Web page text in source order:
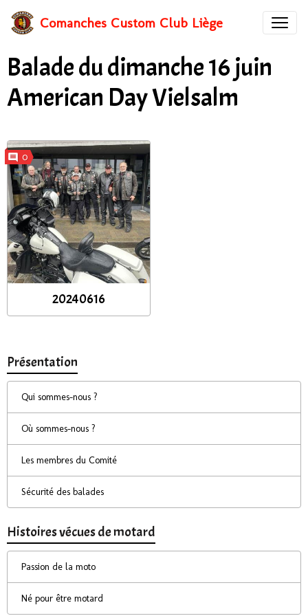
Comanches Custom Club Liège
Balade du dimanche 16 juin
American Day Vielsalm
0
20240616
Présentation
Qui sommes-nous ?
Où sommes-nous ?
Les membres du Comité
Sécurité des balades
Histoires vécues de motard
Passion de la moto
Né pour être motard